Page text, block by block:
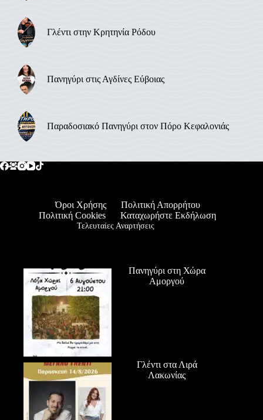
Γλέντι στην Κρητηνία Ρόδου
Πανηγύρι στις Αγδίνες Εύβοιας
Παραδοσιακό Πανηγύρι στον Πόρο Κεφαλονιάς
Όροι Χρήσης
Πολιτική Απορρήτου
Πολιτική Cookies
Καταχωρήστε Εκδήλωση
Τελευταίες Αναρτήσεις
Πανηγύρι στη Χώρα
Αμοργού
Γλέντι στα Λιρά
Λακωνίας